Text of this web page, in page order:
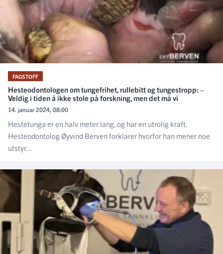
FAGSTOFF
Hesteodontologen om tungefrihet, rullebitt og tungestropp: –
Veldig i tiden å ikke stole på forskning, men det må vi
14. januar 2024, 08:00
Hestetunga er en halv meter lang, og har en utrolig kraft.
Hesteodontolog Øyvind Berven forklarer hvorfor han mener noe
utstyr...